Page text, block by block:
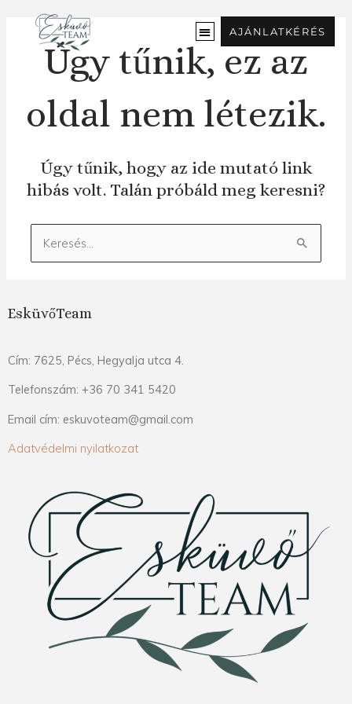
tartalomra
AJÁNLATKÉRÉS
Úgy tűnik, ez az
oldal nem létezik.
Úgy tűnik, hogy az ide mutató link
hibás volt. Talán próbáld meg keresni?
Keresés:
EsküvőTeam
Cím: 7625, Pécs, Hegyalja utca 4.
Telefonszám: +36 70 341 5420
Email cím: eskuvoteam@gmail.com
Adatvédelmi nyilatkozat